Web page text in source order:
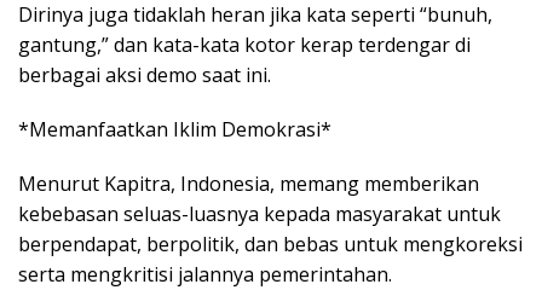
Dirinya juga tidaklah heran jika kata seperti “bunuh,
gantung,” dan kata-kata kotor kerap terdengar di
berbagai aksi demo saat ini.
*Memanfaatkan Iklim Demokrasi*
Menurut Kapitra, Indonesia, memang memberikan
kebebasan seluas-luasnya kepada masyarakat untuk
berpendapat, berpolitik, dan bebas untuk mengkoreksi
serta mengkritisi jalannya pemerintahan.